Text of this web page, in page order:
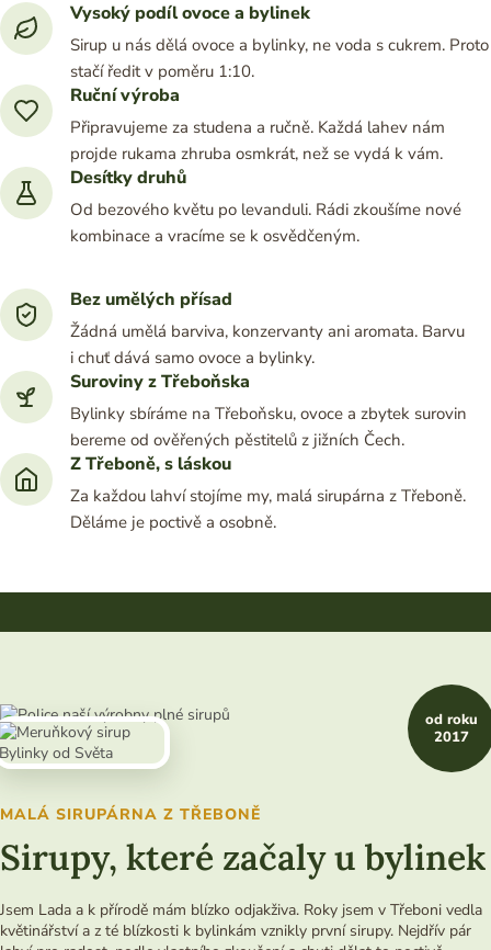
Vysoký podíl ovoce a bylinek
Sirup u nás dělá ovoce a bylinky, ne voda s cukrem. Proto
stačí ředit v poměru 1:10.
Ruční výroba
Připravujeme za studena a ručně. Každá lahev nám
projde rukama zhruba osmkrát, než se vydá k vám.
Desítky druhů
Od bezového květu po levanduli. Rádi zkoušíme nové
kombinace a vracíme se k osvědčeným.
Bez umělých přísad
Žádná umělá barviva, konzervanty ani aromata. Barvu
i chuť dává samo ovoce a bylinky.
Suroviny z Třeboňska
Bylinky sbíráme na Třeboňsku, ovoce a zbytek surovin
bereme od ověřených pěstitelů z jižních Čech.
Z Třeboně, s láskou
Za každou lahví stojíme my, malá sirupárna z Třeboně.
Děláme je poctivě a osobně.
MALÁ SIRUPÁRNA Z TŘEBONĚ
Sirupy, které začaly u bylinek
Jsem Lada a k přírodě mám blízko odjakživa. Roky jsem v Třeboni vedla
květinářství a z té blízkosti k bylinkám vznikly první sirupy. Nejdřív pár
od roku
2017